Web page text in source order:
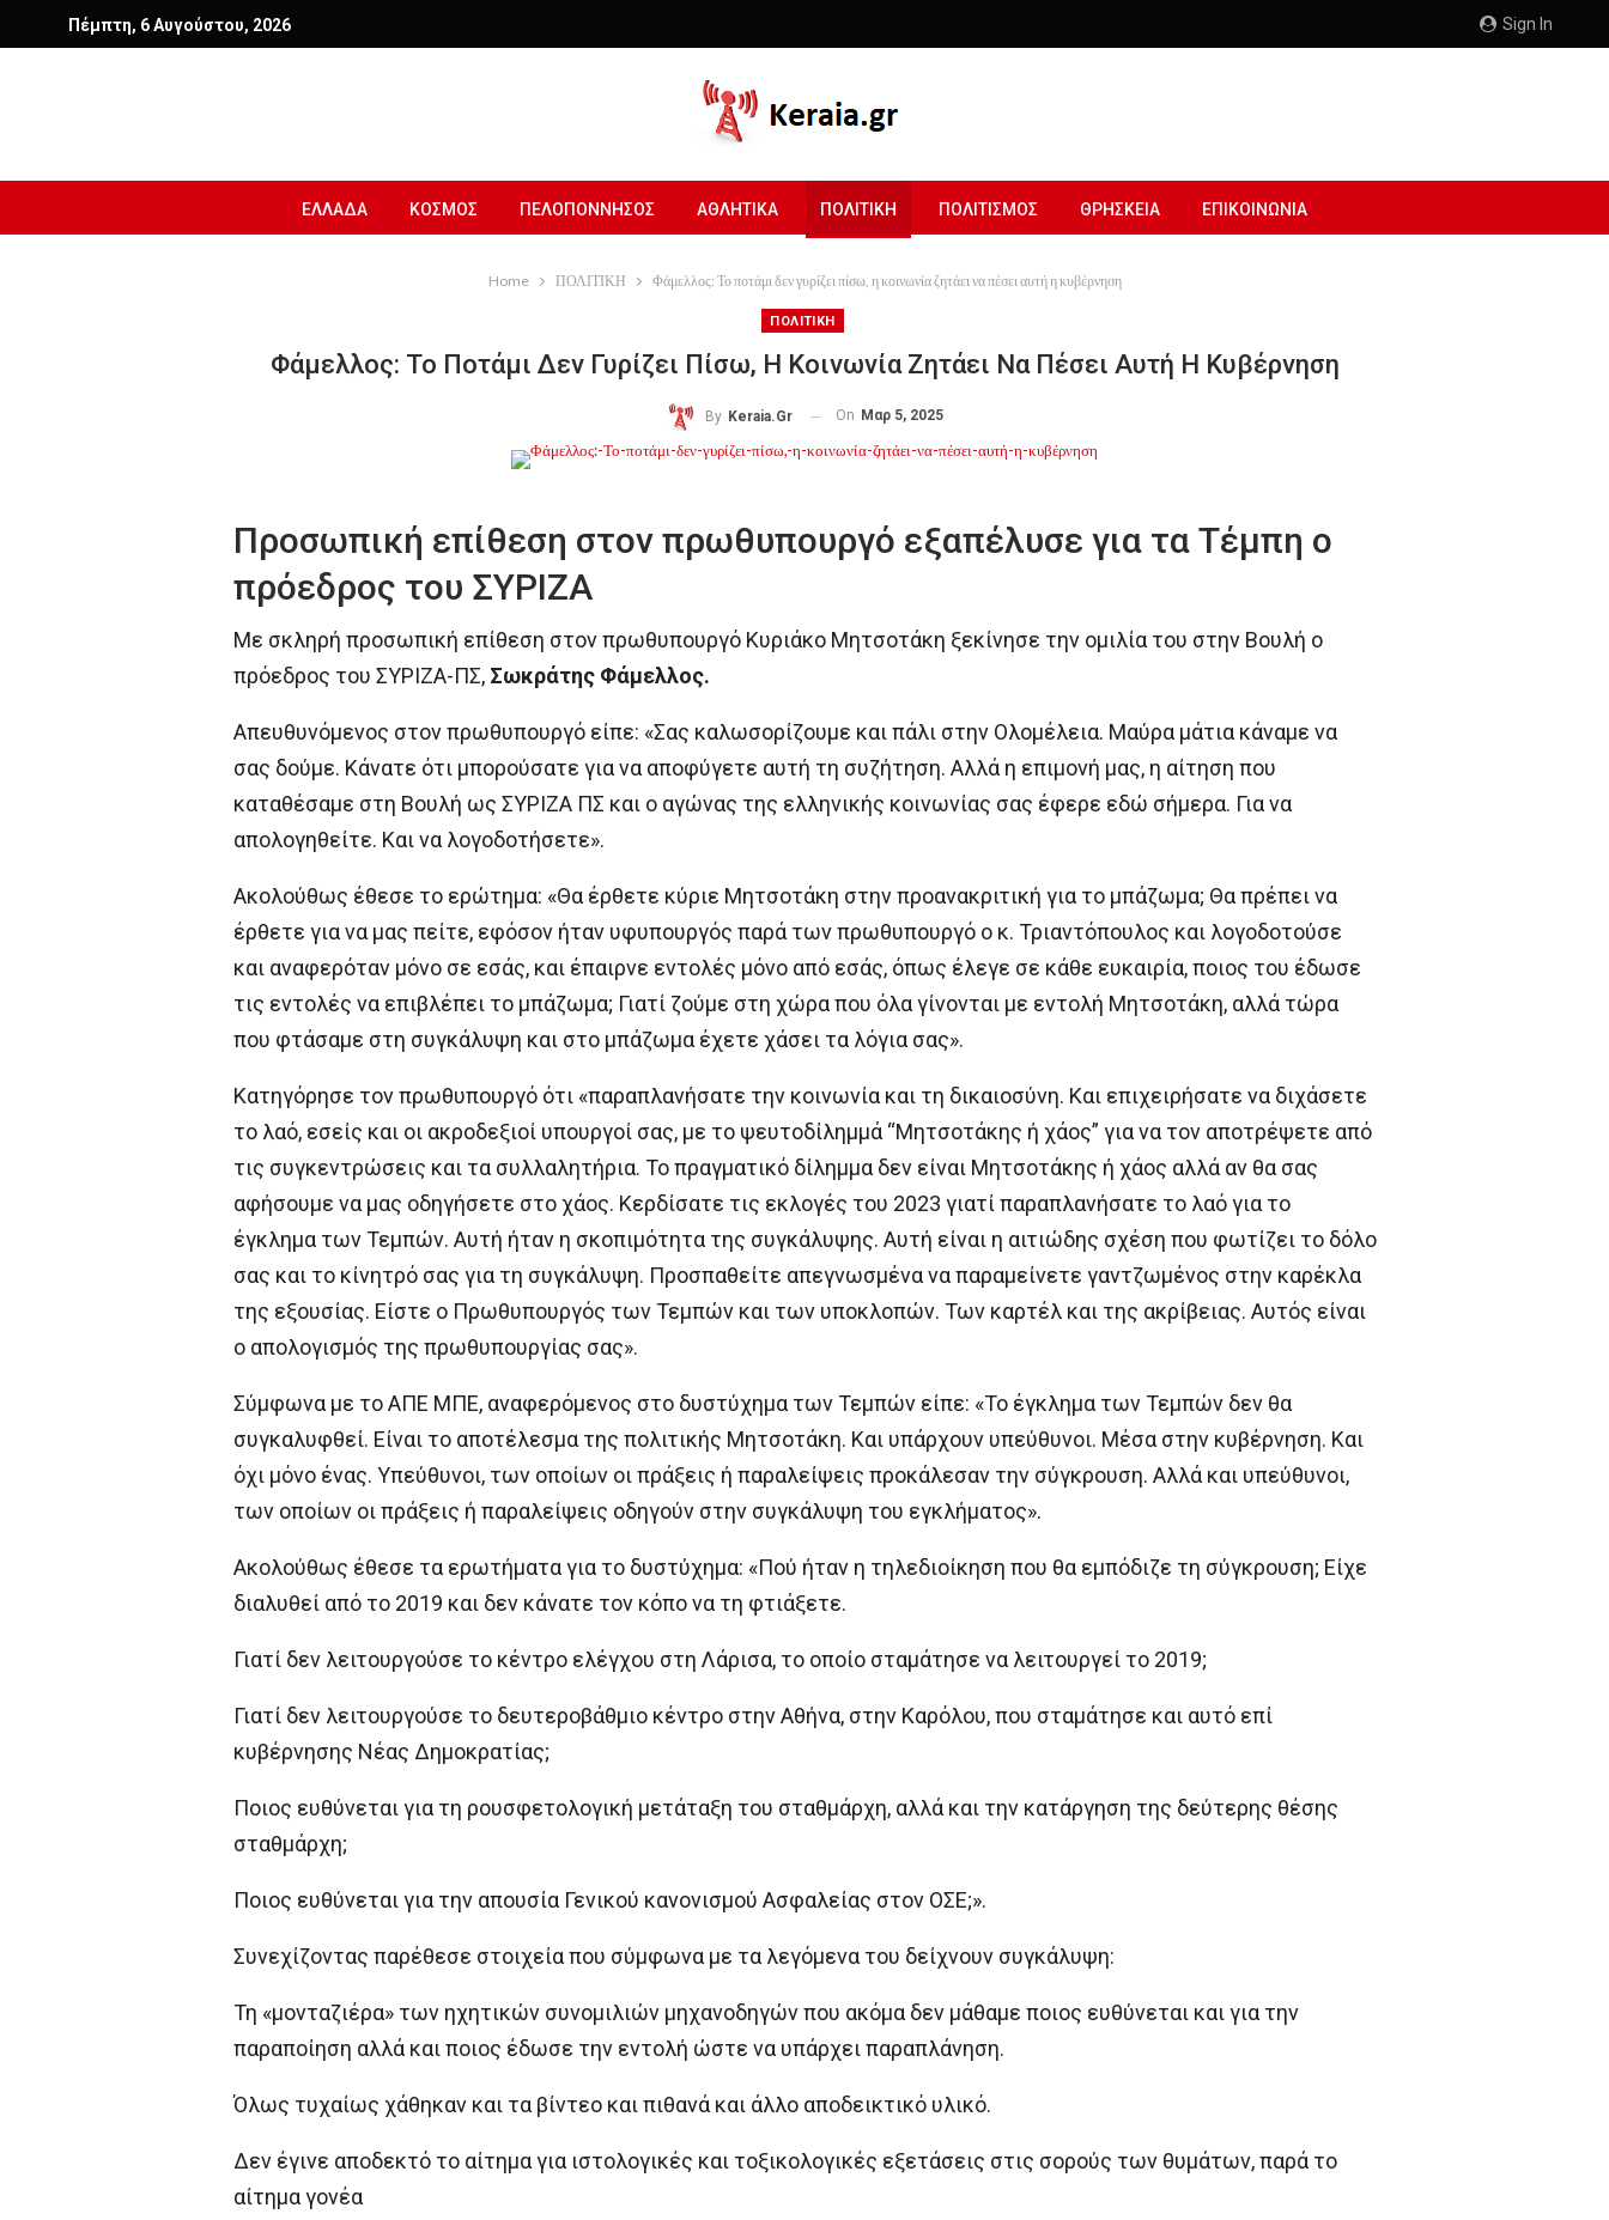
Sign In
Πέμπτη, 6 Αυγούστου, 2026
ΕΛΛΑΔΑ ΚΟΣΜΟΣ ΠΕΛΟΠΟΝΝΗΣΟΣ ΑΘΛΗΤΙΚΑ ΠΟΛΙΤΙΚΗ ΠΟΛΙΤΙΣΜΟΣ ΘΡΗΣΚΕΙΑ ΕΠΙΚΟΙΝΩΝΙΑ
Home ΠΟΛΙΤΙΚΗ Φάμελλος: Το ποτάμι δεν γυρίζει πίσω, η κοινωνία ζητάει να πέσει αυτή η κυβέρνηση
ΠΟΛΙΤΙΚΗ
Φάμελλος: Το Ποτάμι Δεν Γυρίζει Πίσω, Η Κοινωνία Ζητάει Να Πέσει Αυτή Η Κυβέρνηση
By Keraia.gr On Μαρ 5, 2025
Προσωπική επίθεση στον πρωθυπουργό εξαπέλυσε για τα Τέμπη ο
πρόεδρος του ΣΥΡΙΖΑ
Με σκληρή προσωπική επίθεση στον πρωθυπουργό Κυριάκο Μητσοτάκη ξεκίνησε την ομιλία του στην Βουλή ο
πρόεδρος του ΣΥΡΙΖΑ-ΠΣ, Σωκράτης Φάμελλος.
Απευθυνόμενος στον πρωθυπουργό είπε: «Σας καλωσορίζουμε και πάλι στην Ολομέλεια. Μαύρα μάτια κάναμε να
σας δούμε. Κάνατε ότι μπορούσατε για να αποφύγετε αυτή τη συζήτηση. Αλλά η επιμονή μας, η αίτηση που
καταθέσαμε στη Βουλή ως ΣΥΡΙΖΑ ΠΣ και ο αγώνας της ελληνικής κοινωνίας σας έφερε εδώ σήμερα. Για να
απολογηθείτε. Και να λογοδοτήσετε».
Ακολούθως έθεσε το ερώτημα: «Θα έρθετε κύριε Μητσοτάκη στην προανακριτική για το μπάζωμα; Θα πρέπει να
έρθετε για να μας πείτε, εφόσον ήταν υφυπουργός παρά των πρωθυπουργό ο κ. Τριαντόπουλος και λογοδοτούσε
και αναφερόταν μόνο σε εσάς, και έπαιρνε εντολές μόνο από εσάς, όπως έλεγε σε κάθε ευκαιρία, ποιος του έδωσε
τις εντολές να επιβλέπει το μπάζωμα; Γιατί ζούμε στη χώρα που όλα γίνονται με εντολή Μητσοτάκη, αλλά τώρα
που φτάσαμε στη συγκάλυψη και στο μπάζωμα έχετε χάσει τα λόγια σας».
Κατηγόρησε τον πρωθυπουργό ότι «παραπλανήσατε την κοινωνία και τη δικαιοσύνη. Kαι επιχειρήσατε να διχάσετε
το λαό, εσείς και οι ακροδεξιοί υπουργοί σας, με το ψευτοδίλημμά “Μητσοτάκης ή χάος” για να τον αποτρέψετε από
τις συγκεντρώσεις και τα συλλαλητήρια. Το πραγματικό δίλημμα δεν είναι Μητσοτάκης ή χάος αλλά αν θα σας
αφήσουμε να μας οδηγήσετε στο χάος. Κερδίσατε τις εκλογές του 2023 γιατί παραπλανήσατε το λαό για το
έγκλημα των Τεμπών. Αυτή ήταν η σκοπιμότητα της συγκάλυψης. Αυτή είναι η αιτιώδης σχέση που φωτίζει το δόλο
σας και το κίνητρό σας για τη συγκάλυψη. Προσπαθείτε απεγνωσμένα να παραμείνετε γαντζωμένος στην καρέκλα
της εξουσίας. Είστε ο Πρωθυπουργός των Τεμπών και των υποκλοπών. Των καρτέλ και της ακρίβειας. Αυτός είναι
ο απολογισμός της πρωθυπουργίας σας».
Σύμφωνα με το ΑΠΕ ΜΠΕ, αναφερόμενος στο δυστύχημα των Τεμπών είπε: «Το έγκλημα των Τεμπών δεν θα
συγκαλυφθεί. Είναι το αποτέλεσμα της πολιτικής Μητσοτάκη. Και υπάρχουν υπεύθυνοι. Μέσα στην κυβέρνηση. Και
όχι μόνο ένας. Υπεύθυνοι, των οποίων οι πράξεις ή παραλείψεις προκάλεσαν την σύγκρουση. Αλλά και υπεύθυνοι,
των οποίων οι πράξεις ή παραλείψεις οδηγούν στην συγκάλυψη του εγκλήματος».
Ακολούθως έθεσε τα ερωτήματα για το δυστύχημα: «Πού ήταν η τηλεδιοίκηση που θα εμπόδιζε τη σύγκρουση; Είχε
διαλυθεί από το 2019 και δεν κάνατε τον κόπο να τη φτιάξετε.
Γιατί δεν λειτουργούσε το κέντρο ελέγχου στη Λάρισα, το οποίο σταμάτησε να λειτουργεί το 2019;
Γιατί δεν λειτουργούσε το δευτεροβάθμιο κέντρο στην Αθήνα, στην Καρόλου, που σταμάτησε και αυτό επί
κυβέρνησης Νέας Δημοκρατίας;
Ποιος ευθύνεται για τη ρουσφετολογική μετάταξη του σταθμάρχη, αλλά και την κατάργηση της δεύτερης θέσης
σταθμάρχη;
Ποιος ευθύνεται για την απουσία Γενικού κανονισμού Ασφαλείας στον ΟΣΕ;».
Συνεχίζοντας παρέθεσε στοιχεία που σύμφωνα με τα λεγόμενα του δείχνουν συγκάλυψη:
Τη «μονταζιέρα» των ηχητικών συνομιλιών μηχανοδηγών που ακόμα δεν μάθαμε ποιος ευθύνεται και για την
παραποίηση αλλά και ποιος έδωσε την εντολή ώστε να υπάρχει παραπλάνηση.
Όλως τυχαίως χάθηκαν και τα βίντεο και πιθανά και άλλο αποδεικτικό υλικό.
Δεν έγινε αποδεκτό το αίτημα για ιστολογικές και τοξικολογικές εξετάσεις στις σορούς των θυμάτων, παρά το
αίτημα γονέα